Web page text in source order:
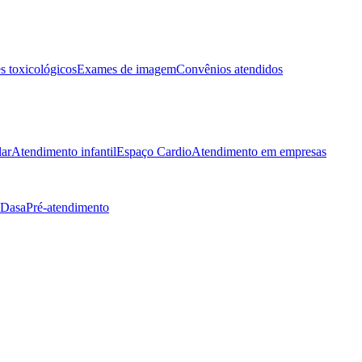
toxicológicosExames de imagemConvênios atendidos
Atendimento infantilEspaço CardioAtendimento em empresas
Pré-atendimento